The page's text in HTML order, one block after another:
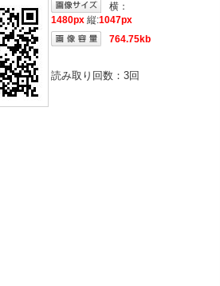
横：
1480px 縦:1047px
764.75kb
読み取り回数： 3回